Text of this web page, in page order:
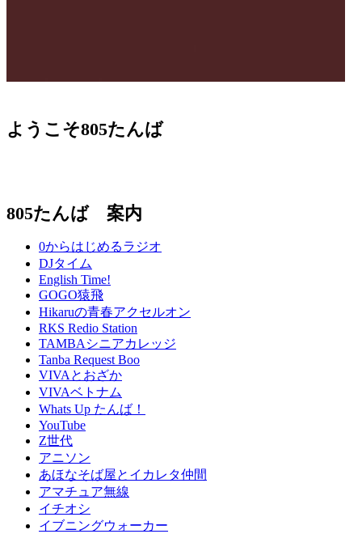
ようこそ805たんば
805たんば 案内
0からはじめるラジオ
DJタイム
English Time!
GOGO猿飛
Hikaruの青春アクセルオン
RKS Redio Station
TAMBAシニアカレッジ
Tanba Request Boo
VIVAとおざか
VIVAベトナム
Whats Up たんば！
YouTube
Z世代
アニソン
あほなそば屋とイカレタ仲間
アマチュア無線
イチオシ
イブニングウォーカー